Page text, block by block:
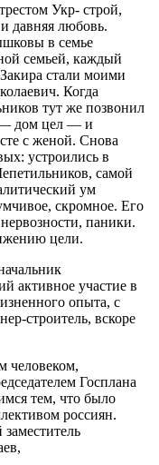
Укр- строй,
давняя любовь.
в семье
семьей, каждый
стали моими
Когда
тут же позвонил
— дом цел — и
с женой. Снова
устроились в
самой
ум
скромное. Его
пани­ки.
цели.
активное учас­тие в
опыта, с
стро­итель, вскоре
человеком,
Гос­плана
тем, что было
россиян.